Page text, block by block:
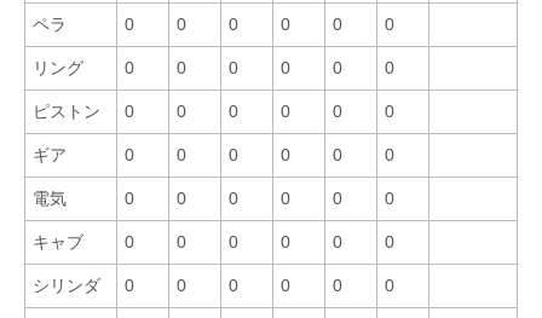
ペラ 0 0 0 0 0 0
リング 0 0 0 0 0 0
ピストン 0 0 0 0 0 0
ギア 0 0 0 0 0 0
電気 0 0 0 0 0 0
キャブ 0 0 0 0 0 0
シリンダ 0 0 0 0 0 0